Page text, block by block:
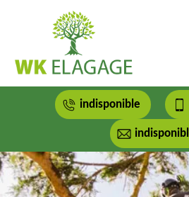
indisponible